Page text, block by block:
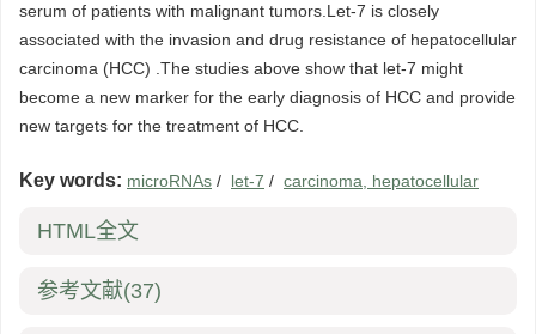
serum of patients with malignant tumors.Let-7 is closely
associated with the invasion and drug resistance of hepatocellular
carcinoma (HCC) .The studies above show that let-7 might
become a new marker for the early diagnosis of HCC and provide
new targets for the treatment of HCC.
Key words: microRNAs / let-7 / carcinoma, hepatocellular
HTML全文
参考文献(37)